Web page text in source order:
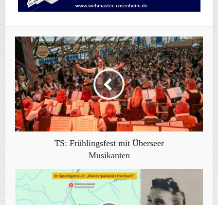
TS: Frühlingsfest mit Überseer
Musikanten